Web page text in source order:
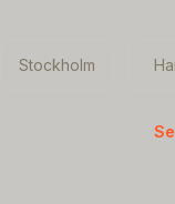
Stockholm